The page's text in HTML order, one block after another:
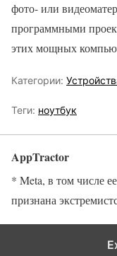
фото- или
программными
этих мощных
Категории:
Теги: ноутбук
AppTractor
* Meta, в том числе
признана